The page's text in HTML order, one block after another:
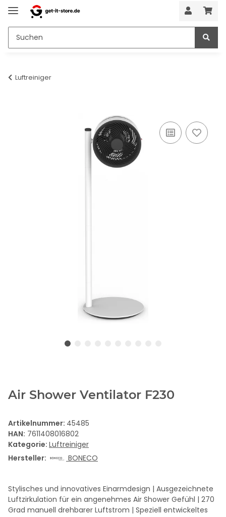
Luftreiniger
Air Shower Ventilator F230
Artikelnummer: 45485
HAN: 7611408016802
Kategorie: Luftreiniger
Hersteller:
BONECO
Stylisches und innovatives Einarmdesign | Ausgezeichnete
Luftzirkulation für ein angenehmes Air Shower Gefühl | 270
Grad manuell drehbarer Luftstrom | Speziell entwickeltes